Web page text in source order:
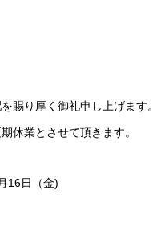
賜り厚く御礼申し上げます。
休業とさせて頂きます。
16日（金)